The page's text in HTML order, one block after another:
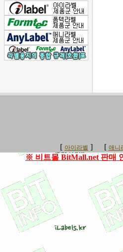
[ 아이라벨 ] [ 애니
※ 비트몰 BitMall.net 판매